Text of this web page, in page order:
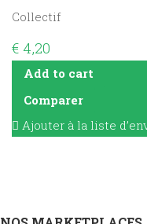
Collectif
€4,20
Add to cart
Comparer
Ajouter à la liste